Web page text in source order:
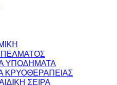
ΥΠΟΔΗΜΑΤΑ
ΚΡΥΟΘΕΡΑΠΕΙΑΣ
ΣΕΙΡΑ